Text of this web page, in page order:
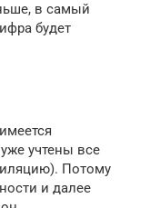
в самый
будет
учтены все
Потому
и далее